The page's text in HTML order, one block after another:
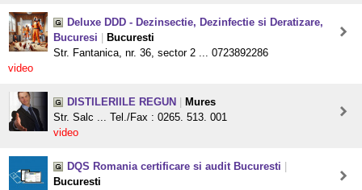
Deluxe DDD - Dezinsectie, Dezinfectie si Deratizare,
Bucuresi
Bucuresti
Str. Fantanica, nr. 36, sector 2 ... 0723892286
video
DISTILERIILE REGUN
Mures
Str. Salc ... Tel./Fax : 0265. 513. 001
video
DQS Romania certificare si audit Bucuresti
Bucuresti